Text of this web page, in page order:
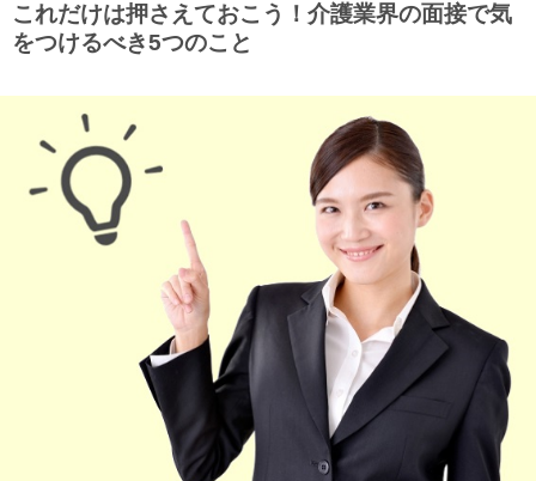
これだけは押さえておこう！介護業界の面接で気
をつけるべき5つのこと